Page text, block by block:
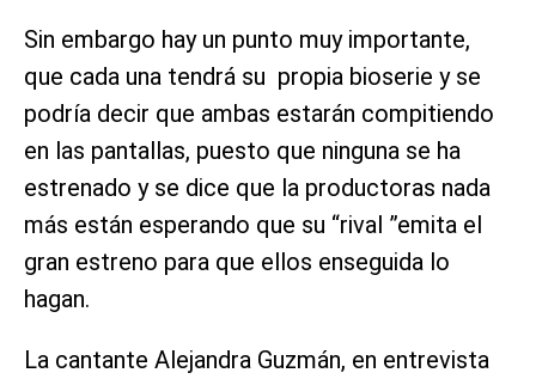
Sin embargo hay un punto muy importante,
que cada una tendrá su propia bioserie y se
podría decir que ambas estarán compitiendo
en las pantallas, puesto que ninguna se ha
estrenado y se dice que la productoras nada
más están esperando que su “rival ”emita el
gran estreno para que ellos enseguida lo
hagan.
La cantante Alejandra Guzmán, en entrevista